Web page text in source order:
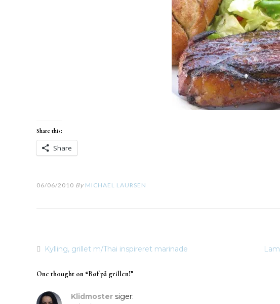
Share this:
Share
06/06/2010 By MICHAEL LAURSEN
Indlægsnavigation
Kylling, grillet m/Thai inspireret marinade
One thought on “Bøf på grillen!”
Klidmoster siger: